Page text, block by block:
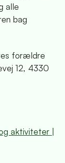
alle
bag
forældre
12, 4330
aktiviteter |